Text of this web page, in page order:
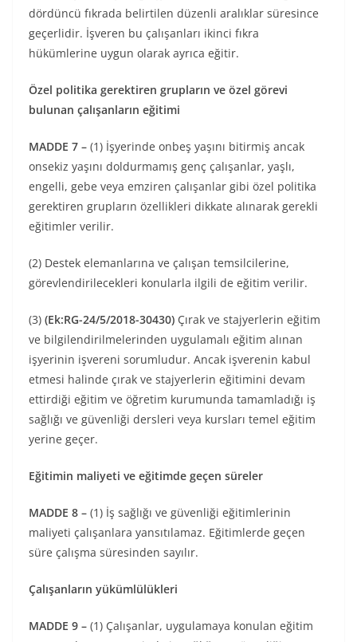
dördüncü fıkrada belirtilen düzenli aralıklar süresince
geçerlidir. İşveren bu çalışanları ikinci fıkra
hükümlerine uygun olarak ayrıca eğitir.
Özel politika gerektiren grupların ve özel görevi
bulunan çalışanların eğitimi
MADDE 7 – (1) İşyerinde onbeş yaşını bitirmiş ancak
onsekiz yaşını doldurmamış genç çalışanlar, yaşlı,
engelli, gebe veya emziren çalışanlar gibi özel politika
gerektiren grupların özellikleri dikkate alınarak gerekli
eğitimler verilir.
(2) Destek elemanlarına ve çalışan temsilcilerine,
görevlendirilecekleri konularla ilgili de eğitim verilir.
(3) (Ek:RG-24/5/2018-30430) Çırak ve stajyerlerin eğitim
ve bilgilendirilmelerinden uygulamalı eğitim alınan
işyerinin işvereni sorumludur. Ancak işverenin kabul
etmesi halinde çırak ve stajyerlerin eğitimini devam
ettirdiği eğitim ve öğretim kurumunda tamamladığı iş
sağlığı ve güvenliği dersleri veya kursları temel eğitim
yerine geçer.
Eğitimin maliyeti ve eğitimde geçen süreler
MADDE 8 – (1) İş sağlığı ve güvenliği eğitimlerinin
maliyeti çalışanlara yansıtılamaz. Eğitimlerde geçen
süre çalışma süresinden sayılır.
Çalışanların yükümlülükleri
MADDE 9 – (1) Çalışanlar, uygulamaya konulan eğitim